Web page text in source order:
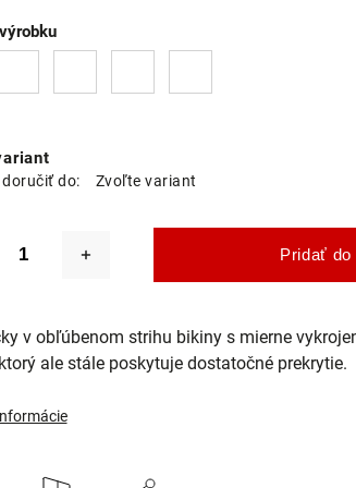
doručiť do: Zvoľte variant
Pridať
v obľúbenom strihu bikiny s mierne
ale stále poskytuje dostatočné prekrytie.